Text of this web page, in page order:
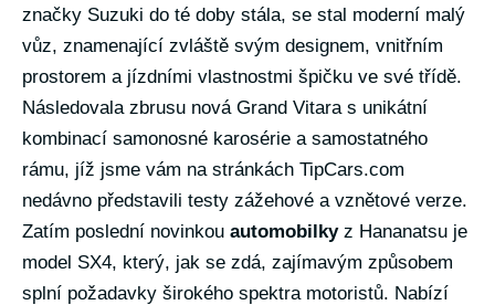
značky Suzuki do té doby stála, se stal moderní malý
vůz, znamenající zvláště svým designem, vnitřním
prostorem a jízdními vlastnostmi špičku ve své třídě.
Následovala zbrusu nová Grand Vitara s unikátní
kombinací samonosné karosérie a samostatného
rámu, jíž jsme vám na stránkách TipCars.com
nedávno představili testy zážehové a vznětové verze.
Zatím poslední novinkou automobilkyz Hananatsu je
model SX4, který, jak se zdá, zajímavým způsobem
splní požadavky širokého spektra motoristů. Nabízí